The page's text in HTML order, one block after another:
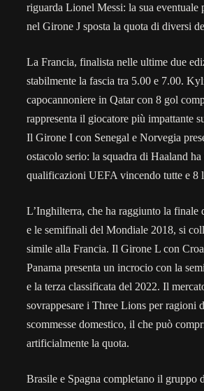
riguarda Lionel Messi: la sua eventuale
nel Girone J sposta la quota di diversi
La Francia, finalista nelle ultime due
stabilmente la fascia tra 5.00 e 7.00.
capocannoniere in Qatar con 8 gol
rappresenta il giocatore più impattante
Il Girone I con Senegal e Norvegia
ostacolo serio: la squadra di Haaland
qualificazioni UEFA vincendo tutte e 8
L’Inghilterra, che ha raggiunto la finale
e le semifinali del Mondiale 2018, si
simile alla Francia. Il Girone L con
Panama presenta un incrocio con la
e la terza classificata del 2022. Il
sovrappesare i Three Lions per ragioni
scommesse domestico, il che può
artificialmente la quota.
Brasile e Spagna completano il gruppo